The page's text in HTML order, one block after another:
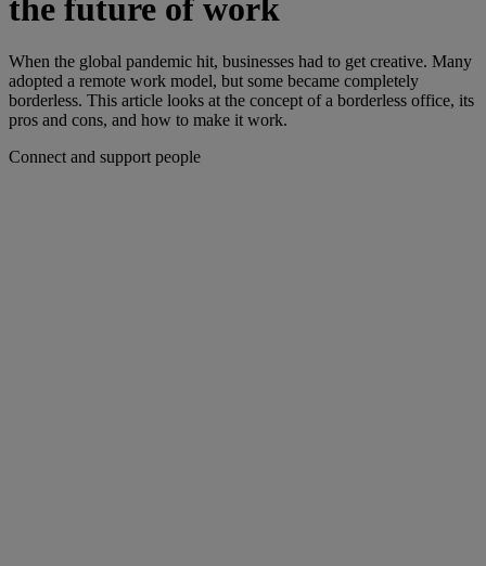
the future of work
When the global pandemic hit, businesses had to get creative. Many
adopted a remote work model, but some became completely
borderless. This article looks at the concept of a borderless office, its
pros and cons, and how to make it work.
Connect and support people